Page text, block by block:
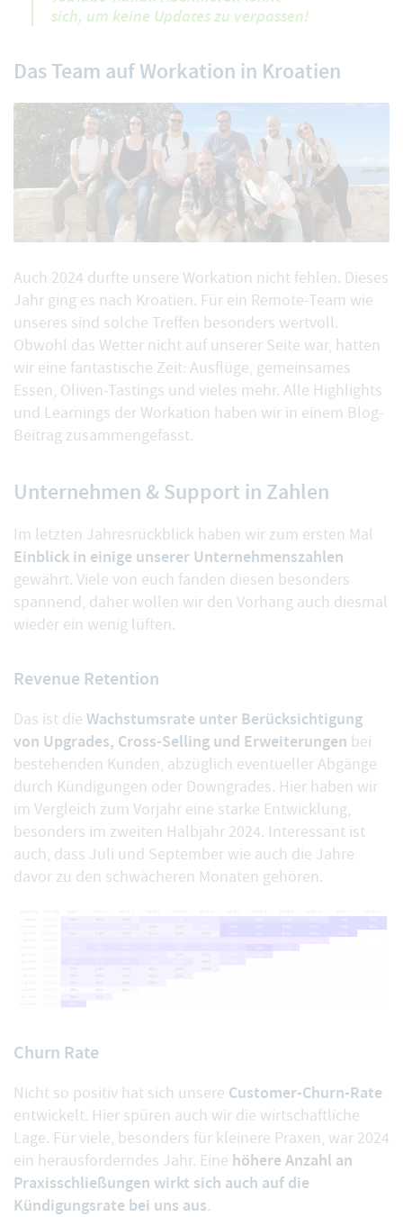
sich, um keine Updates zu verpassen!
Das Team auf Workation in Kroatien
Auch 2024 durfte unsere Workation nicht fehlen. Dieses
Jahr ging es nach Kroatien. Für ein Remote-Team wie
unseres sind solche Treffen besonders wertvoll.
Obwohl das Wetter nicht auf unserer Seite war, hatten
wir eine fantastische Zeit: Ausflüge, gemeinsames
Essen, Oliven-Tastings und vieles mehr. Alle Highlights
und Learnings der Workation haben wir in einem Blog-
Beitrag zusammengefasst.
Unternehmen & Support in Zahlen
Im letzten Jahresrückblick haben wir zum ersten Mal
Einblick in einige unserer Unternehmenszahlen
gewährt. Viele von euch fanden diesen besonders
spannend, daher wollen wir den Vorhang auch diesmal
wieder ein wenig lüften.
Revenue Retention
Das ist die Wachstumsrate unter Berücksichtigung
von Upgrades, Cross-Selling und Erweiterungen bei
bestehenden Kunden, abzüglich eventueller Abgänge
durch Kündigungen oder Downgrades. Hier haben wir
im Vergleich zum Vorjahr eine starke Entwicklung,
besonders im zweiten Halbjahr 2024. Interessant ist
auch, dass Juli und September wie auch die Jahre
davor zu den schwächeren Monaten gehören.
Churn Rate
Nicht so positiv hat sich unsere Customer-Churn-Rate
entwickelt. Hier spüren auch wir die wirtschaftliche
Lage. Für viele, besonders für kleinere Praxen, war 2024
ein herausforderndes Jahr. Eine höhere Anzahl an
Praxisschließungen wirkt sich auch auf die
Kündigungsrate bei uns aus.